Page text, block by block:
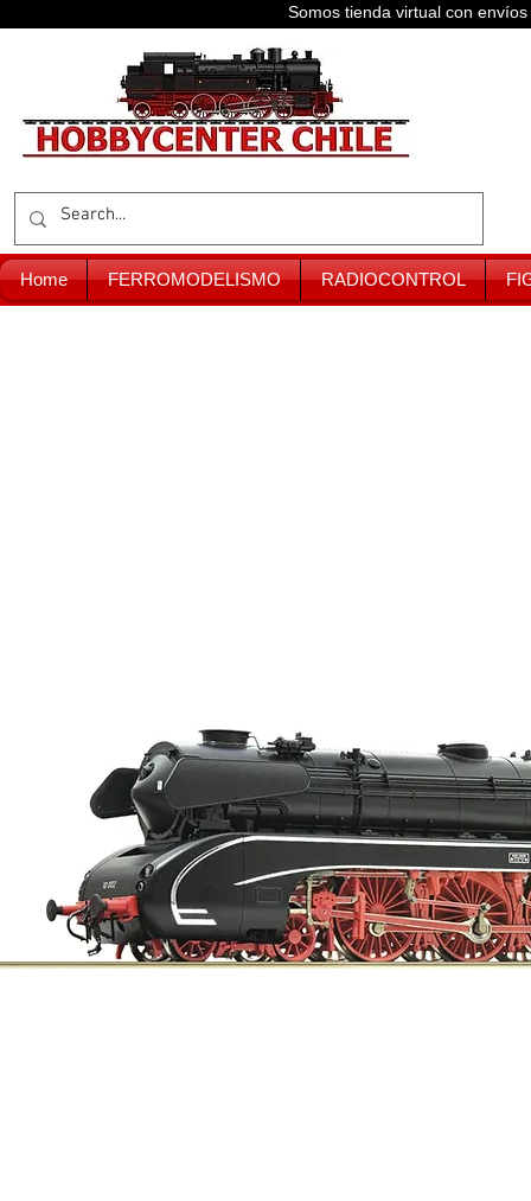
Somos tienda virtual con
Home FERROMODELISMO RADIOCONTROL